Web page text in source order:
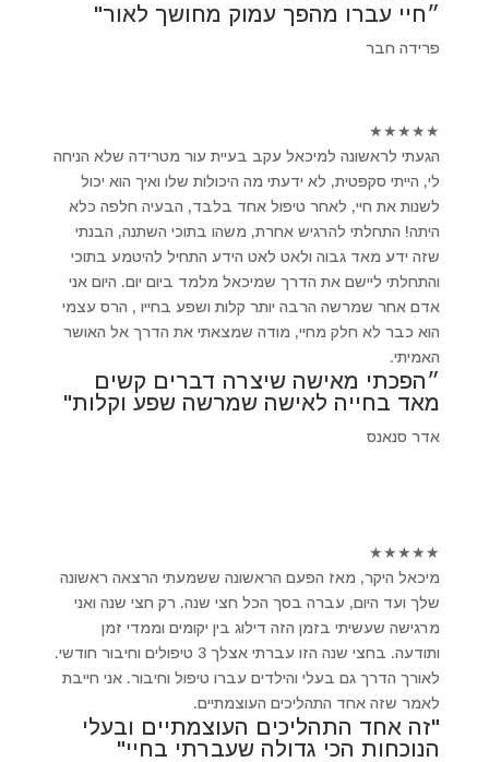
״חיי עברו מהפך עמוק מחושך לאור"
פרידה חבר
★
★
★
★
★
הגעתי לראשונה למיכאל עקב בעיית עור מטרידה שלא הניחה
לי, הייתי סקפטית, לא ידעתי מה היכולות שלו ואיך הוא יכול
לשנות את חיי, לאחר טיפול אחד בלבד, הבעיה חלפה כלא
היתה! התחלתי להרגיש אחרת, משהו בתוכי השתנה, הבנתי
שזה ידע מאד גבוה ולאט לאט הידע התחיל להיטמע בתוכי
והתחלתי ליישם את הדרך שמיכאל מלמד ביום יום. היום אני
אדם אחר שמרשה הרבה יותר קלות ושפע בחייו , הרס עצמי
הוא כבר לא חלק מחיי, מודה שמצאתי את הדרך אל האושר
האמיתי.
״הפכתי מאישה שיצרה דברים קשים
מאד בחייה לאישה שמרשה שפע וקלות"
אדר סנאנס
★
★
★
★
★
מיכאל היקר, מאז הפעם הראשונה ששמעתי הרצאה ראשונה
שלך ועד היום, עברה בסך הכל חצי שנה. רק חצי שנה ואני
מרגישה שעשיתי בזמן הזה דילוג בין יקומים וממדי זמן
ותודעה. בחצי שנה הזו עברתי אצלך 3 טיפולים וחיבור חודשי.
לאורך הדרך גם בעלי והילדים עברו טיפול וחיבור. אני חייבת
לאמר שזה אחד התהליכים העוצמתיים.
"זה אחד התהליכים העוצמתיים ובעלי
הנוכחות הכי גדולה שעברתי בחיי"